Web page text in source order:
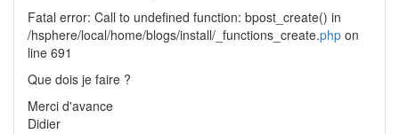
Fatal error: Call to undefined function: bpost_create() in
/hsphere/local/home/blogs/install/_functions_create.php on
line 691
Que dois je faire ?
Merci d'avance
Didier